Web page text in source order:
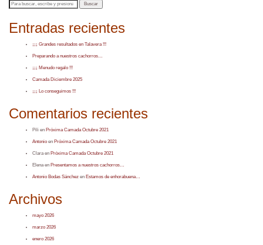
Buscar
Entradas recientes
¡¡¡ Grandes resultados en Talavera !!!
Preparando a nuestros cachorros…
¡¡¡ Menudo regalo !!!
Camada Diciembre 2025
¡¡¡ Lo conseguimos !!!
Comentarios recientes
Pili en Próxima Camada Octubre 2021
Antonio en Próxima Camada Octubre 2021
Claraen Próxima Camada Octubre 2021
Elenaen Presentamos a nuestros cachorros…
Antonio Bodas Sánchez en Estamos de enhorabuena…
Archivos
mayo 2026
marzo 2026
enero 2026